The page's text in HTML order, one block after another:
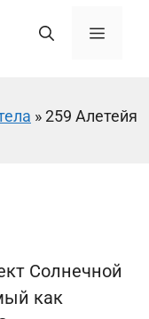
Меню
»259 Алетейя
Солнечной
как